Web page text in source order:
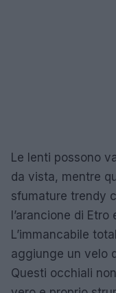
Le lenti possono
da vista, mentre
sfumature trendy
l’arancione di
L’immancabile
aggiunge un velo
Questi occhiali